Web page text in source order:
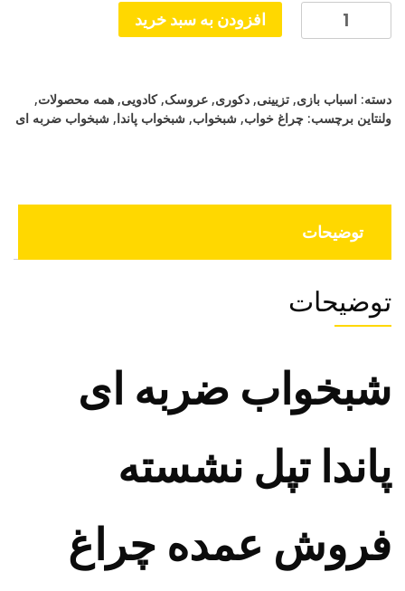
شبخواب
ضربه
تپل
افزودن به سبد خرید
دسته: اسباب بازی, تزیینی, دکوری, عروسک,کادویی, همه محصولات,
ولنتاین برچسب: چراغ خواب, شبخواب, شبخواب پاندا, شبخواب ضربه ای
توضیحات
توضیحات
شبخواب ضربه ای
پاندا تپل نشسته
فروش عمده چراغ